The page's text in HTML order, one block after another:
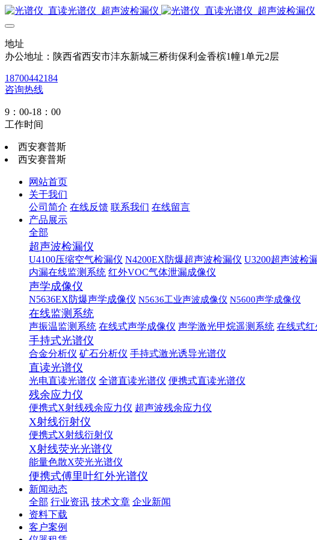
地址
办公地址：陕西省西安市沣东新城三桥街保利金香槟1幢1单元2层
18700442184
咨询热线
9：00-18：00
工作时间
西安赛普斯
西安赛普斯
网站首页
关于我们
公司简介 在线反馈 联系我们 在线留言
产品展示
全部
超声波检漏仪
U4100压缩空气检漏仪 N4200EX防爆超声波检漏仪 U3200超声波检
内漏在线监测系统 红外VOC气体泄漏成像仪
声学成像仪
N5636EX防爆声学成像仪 N5636工业声波成像仪 N5600声学成像仪
在线监测系统
声振温监测系统 在线式声学成像仪 声学激光甲烷遥测系统 在线式
手持式光谱仪
合金分析仪 矿石分析仪 手持式激光诱导光谱仪
直读光谱仪
光电直读光谱仪 全谱直读光谱仪 便携式直读光谱仪
残余应力仪
便携式X射线残余应力仪 超声波残余应力仪
X射线衍射仪
便携式X射线衍射仪
X射线荧光光谱仪
能量色散X荧光光谱仪
便携式傅里叶红外光谱仪
新闻动态
全部 行业资讯 技术文章 企业新闻
资料下载
客户案例